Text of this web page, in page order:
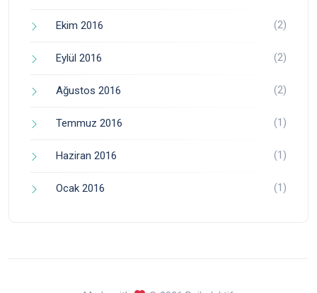
Ekim 2016 (2)
Eylül 2016 (2)
Ağustos 2016 (2)
Temmuz 2016 (1)
Haziran 2016 (1)
Ocak 2016 (1)